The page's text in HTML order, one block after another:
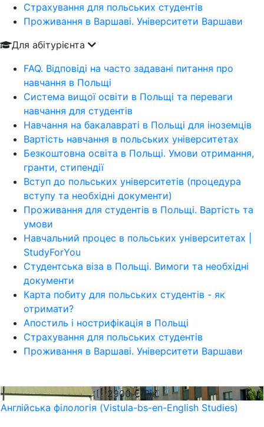
Страхування для польських студентів
Проживання в Варшаві. Університети Варшави
Для абітурієнта
FAQ. Відповіді на часто задавані питання про
навчання в Польщі
Система вищої освіти в Польщі та переваги
навчання для студентів
Навчання на бакалавраті в Польщі для іноземців
Вартість навчання в польських університетах
Безкоштовна освіта в Польщі. Умови отримання,
гранти, стипендії
Вступ до польських університетів (процедура
вступу та необхідні документи)
Проживання для студентів в Польщі. Вартість та
умови
Навчальний процес в польських університетах |
StudyForYou
Студентська віза в Польщі. Вимоги та необхідні
документи
Карта побиту для польських студентів - як
отримати?
Апостиль і нострифікація в Польщі
Страхування для польських студентів
Проживання в Варшаві. Університети Варшави
2900€/Рік
Англійська філологія (Vistula-bs-en-English Studies)